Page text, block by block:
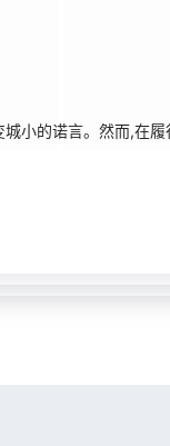
小的诺言。然而,在履